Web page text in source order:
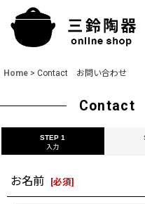
Home > Contact お問い合わせ
Contact
STEP 1
入力
お名前 [必須]